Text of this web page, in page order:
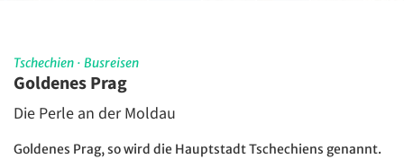
Tschechien · Busreisen
Goldenes Prag
Die Perle an der Moldau
Goldenes Prag, so wird die Hauptstadt Tschechiens genannt.